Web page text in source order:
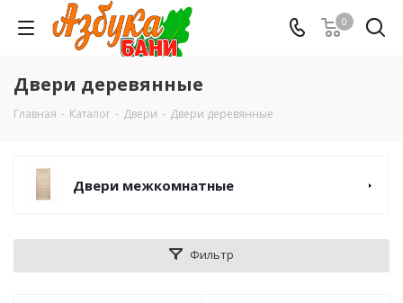
0
Двери деревянные
Главная - Каталог - Двери - Двери деревянные
Двери межкомнатные
Фильтр